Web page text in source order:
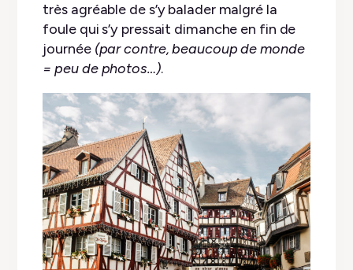
très agréable de s’y balader malgré la
foule qui s’y pressait dimanche en fin de
journée (par contre, beaucoup de monde
= peu de photos…).